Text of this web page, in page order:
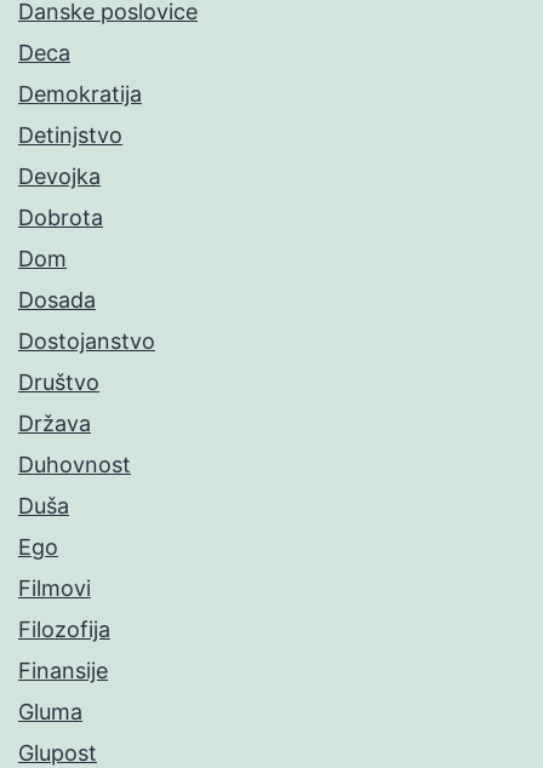
Danske poslovice
Deca
Demokratija
Detinjstvo
Devojka
Dobrota
Dom
Dosada
Dostojanstvo
Društvo
Država
Duhovnost
Duša
Ego
Filmovi
Filozofija
Finansije
Gluma
Glupost